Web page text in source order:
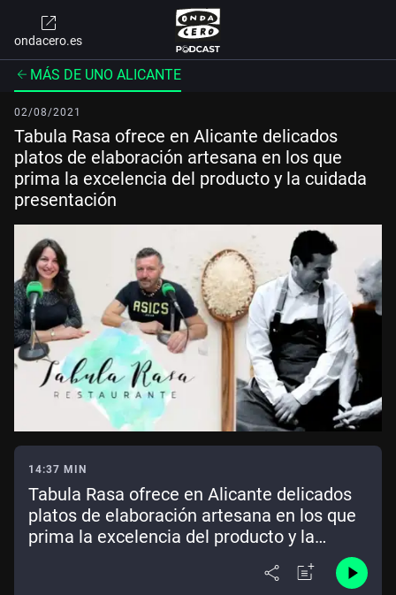
ondacero.es
MÁS DE UNO ALICANTE
02/08/2021
Tabula Rasa ofrece en Alicante delicados
platos de elaboración artesana en los que
prima la excelencia del producto y la cuidada
presentación
14:37 MIN
Tabula Rasa ofrece en Alicante delicados
platos de elaboración artesana en los que
prima la excelencia del producto y la